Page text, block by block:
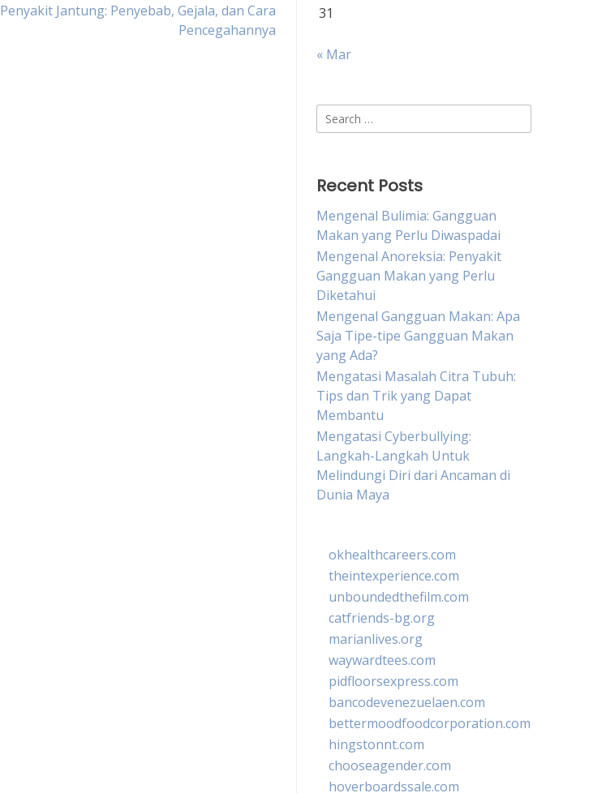
Penyakit Jantung: Penyebab, Gejala, dan Cara
Pencegahannya
31
« Mar
Search
for:
Recent Posts
Mengenal Bulimia: Gangguan
Makan yang Perlu Diwaspadai
Mengenal Anoreksia: Penyakit
Gangguan Makan yang Perlu
Diketahui
Mengenal Gangguan Makan: Apa
Saja Tipe-tipe Gangguan Makan
yang Ada?
Mengatasi Masalah Citra Tubuh:
Tips dan Trik yang Dapat
Membantu
Mengatasi Cyberbullying:
Langkah-Langkah Untuk
Melindungi Diri dari Ancaman di
Dunia Maya
okhealthcareers.com
theintexperience.com
unboundedthefilm.com
catfriends-bg.org
marianlives.org
waywardtees.com
pidfloorsexpress.com
bancodevenezuelaen.com
bettermoodfoodcorporation.com
hingstonnt.com
chooseagender.com
hoverboardssale.com